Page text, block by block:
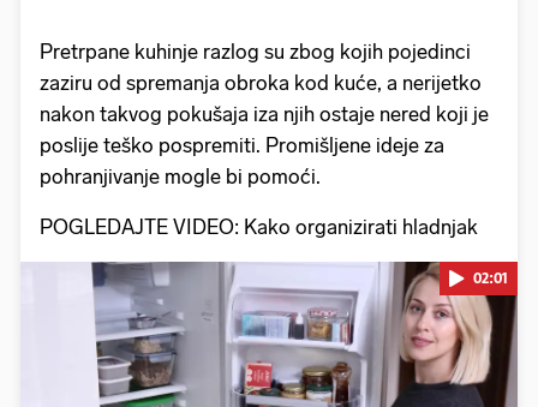
Pretrpane kuhinje razlog su zbog kojih pojedinci
zaziru od spremanja obroka kod kuće, a nerijetko
nakon takvog pokušaja iza njih ostaje nered koji je
poslije teško pospremiti. Promišljene ideje za
pohranjivanje mogle bi pomoći.
POGLEDAJTE VIDEO: Kako organizirati hladnjak
02:01